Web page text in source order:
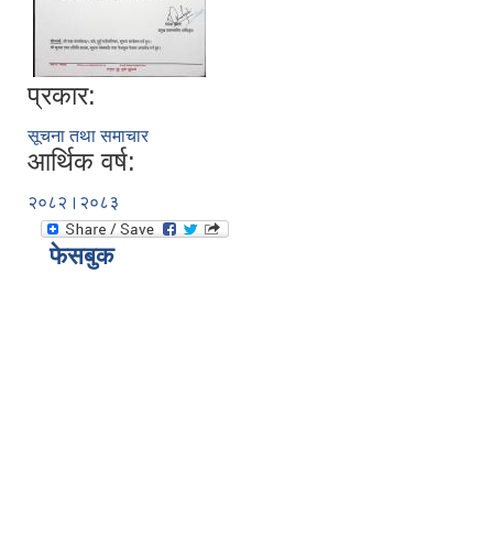
प्रकार:
सूचना तथा समाचार
आर्थिक वर्ष:
२०८२।२०८३
फेसबुक